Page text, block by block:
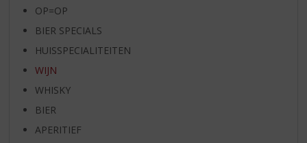
OP=OP
BIER SPECIALS
HUISSPECIALITEITEN
WIJN
WHISKY
BIER
APERITIEF